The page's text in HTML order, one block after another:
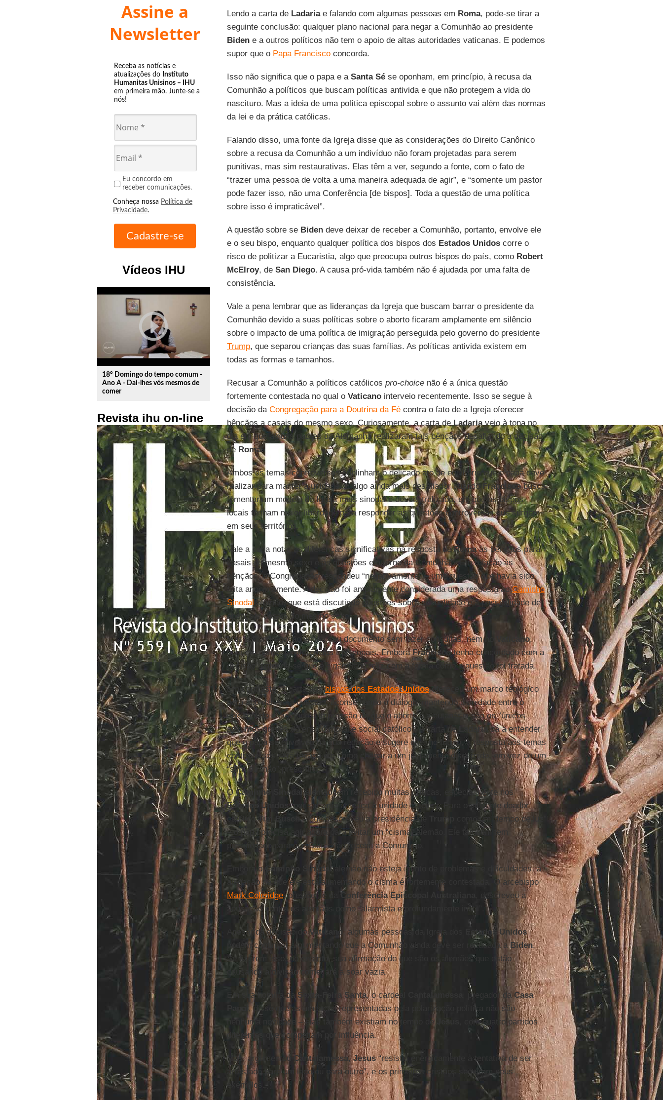
Assine a
Newsletter
Receba as notícias e
atualizações do Instituto
Humanitas Unisinos – IHU
em primeira mão. Junte-se a
nós!
Eu concordo em
receber comunicações.
Conheça nossa Política de
Privacidade.
Vídeos IHU
play_circle_outline
18º Domingo do tempo comum -
Ano A - Dai-lhes vós mesmos de
comer
Revista ihu on-line
Lendo a carta de Ladariae falando com algumas pessoas em Roma, pode-se tirar a
seguinte conclusão: qualquer plano nacional para negar a Comunhão ao presidente
Bidene a outros políticos não tem o apoio de altas autoridades vaticanas. E podemos
supor que o Papa Franciscoconcorda.
Isso não significa que o papa e a Santa Sése oponham, em princípio, à recusa da
Comunhão a políticos que buscam políticas antivida e que não protegem a vida do
nascituro. Mas a ideia de uma política episcopal sobre o assunto vai além das normas
da lei e da prática católicas.
Falando disso, uma fonte da Igreja disse que as considerações do Direito Canônico
sobre a recusa da Comunhão a um indivíduo não foram projetadas para serem
punitivas, mas sim restaurativas. Elas têm a ver, segundo a fonte, com o fato de
“trazer uma pessoa de volta a uma maneira adequada de agir”, e “somente um pastor
pode fazer isso, não uma Conferência [de bispos]. Toda a questão de uma política
sobre isso é impraticável”.
A questão sobre se Bidendeve deixar de receber a Comunhão, portanto, envolve ele
e o seu bispo, enquanto qualquer política dos bispos dos Estados Unidoscorre o
risco de politizar a Eucaristia, algo que preocupa outros bispos do país, como Robert
McElroy, de San Diego. A causa pró-vida também não é ajudada por uma falta de
consistência.
Vale a pena lembrar que as lideranças da Igreja que buscam barrar o presidente da
Comunhão devido a suas políticas sobre o aborto ficaram amplamente em silêncio
sobre o impacto de uma política de imigração perseguida pelo governo do presidente
Trump, que separou crianças das suas famílias. As políticas antivida existem em
todas as formas e tamanhos.
Recusar a Comunhão a políticos católicos pro-choicenão é a única questão
fortemente contestada no qual o Vaticanointerveio recentemente. Isso se segue à
decisão da Congregação para a Doutrina da Fécontra o fato de a Igreja oferecer
bênçãos a casais do mesmo sexo. Curiosamente, a carta deLadariaveio à tona no
dia em que alguns padres da Alemanha realizaram tais bênçãos desafiando a decisão
de Roma.
Ambos os temas controversos sublinham o delicado ato de equilíbrio que o papa deve
realizar para manter a unidade. É algo ainda mais desafiador quandoFranciscobusca
fomentar um modelo de Igreja mais sinodal e descentralizado, em que os bispos
locais tenham maior liberdade para responder às questões controversas que surgem
em seus territórios.
Vale a pena notar as diferenças significativas na resposta deRomaàs bênçãos para
casais do mesmo sexo e às questões em torno da Comunhão. Em relação às
bênçãos, a Congregação respondeu “negativamente” – uma questão que havia sido
feita anonimamente. A decisão foi amplamente considerada uma resposta aoCaminho
Sinodalalemão, que está discutindo questões sobre sexualidade e a possibilidade de
abençoar casais do mesmo sexo.
Mas a Congregação emitiu seu documento sem fazer consultas, nem no Vaticano,
nem em outras Conferências Episcopais. EmboraFranciscotenha concordado com a
decisão, entende-se que ele não ficou feliz com a forma como a questão foi tratada.
Em contraste, a carta aosbispos dos Estados Unidosofereceu um marco teológico
para abordar essa questão, aconselhando o diálogo, mantendo a unidade entre o
episcopado e evitando a impressão de que o aborto e a eutanásia são os “únicos
assuntos graves do ensino moral e social católico”. A carta de
Ladaria
dá a entender
que o papa se envolveu na sua redação e sugere que, no futuro, a resposta aos temas
controversos será focada em como chegar a um julgamento discernido, em vez de um
“sim” ou “não” prescritivo.
OCaminho Sinodalalemão tem recebido muitas críticas, especialmente nos
Estados Unidos, por ser uma ameaça à unidade católica. Para o influente doador
católicoTim Busch– que descreveu a presidência de Trump
como um “tempo de luz”
– o papa precisa agir agora para evitar um “cisma” alemão. Ele também tem
pressionado para que Biden não receba a Comunhão.
Embora o Caminho Sinodalalemão não esteja isento de problemas e dificuldades, a
alegação de que ele está alimentando o cisma é fortemente contestada. O arcebispo
Mark Coleridge, presidente da Conferência Episcopal Australiana
, descreveu a
acusação contra os alemães como “alarmista e profundamente inútil”.
Apesar da decisão doVaticano , algumas pessoas da Igreja dos
Estados Unidos
podem continuar argumentando que a Comunhão ainda deve ser recusada aBiden.
Se fizerem isso, no entanto, sua afirmação de que são os alemães que estão
causando a divisão começará a soar vazia.
Em sua homilia da Sexta-Feira Santa, o cardeal , pregador da Casa
Papal , disse que as ameaças representadas pela polarização política não são
nenhuma novidade – elas também existiam no tempo de
Jesus
, com quatro partidos
diferentes que competiam por influência.
Mas, argumentou Cantalamessa,Jesus“resistiu energicamente à tentativa de ser
arrastado para um lado ou para outro”, e os primeiros cristãos seguiram seus
exemplos.